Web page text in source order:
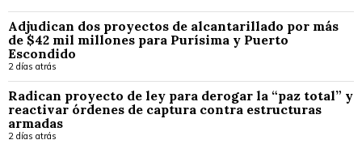
Adjudican dos proyectos de alcantarillado por más
de $42 mil millones para Purísima y Puerto
Escondido
2 días atrás
Radican proyecto de ley para derogar la “paz total” y
reactivar órdenes de captura contra estructuras
armadas
2 días atrás